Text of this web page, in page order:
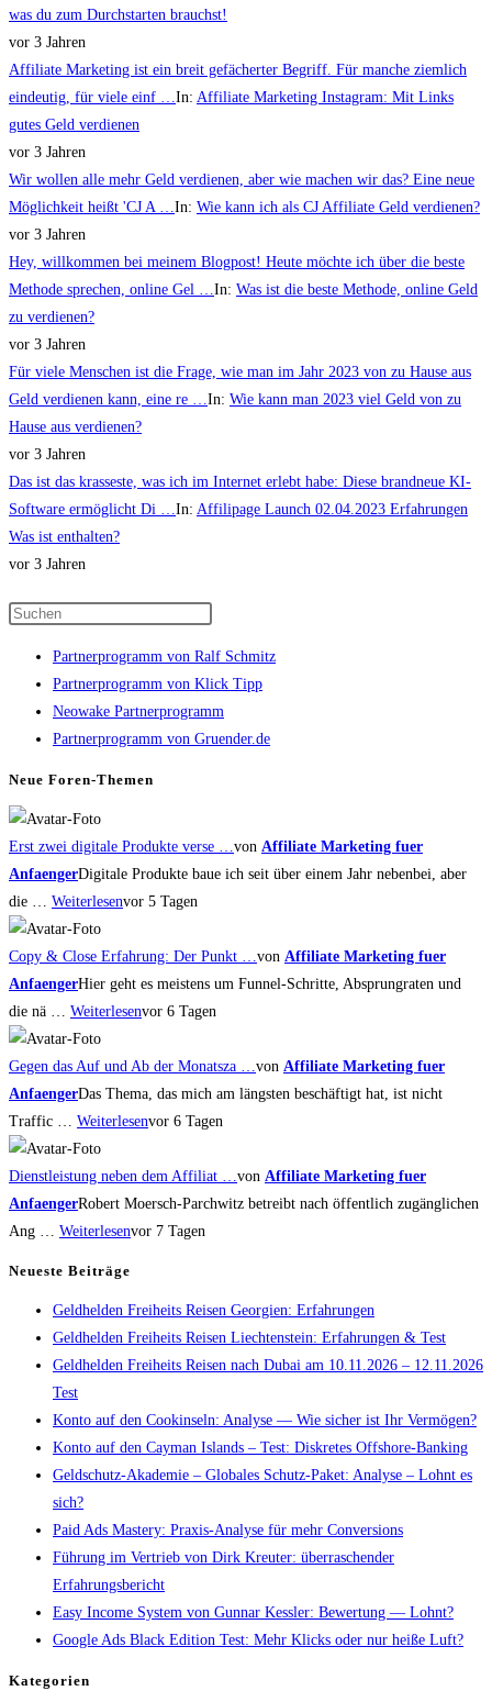
was du zum Durchstarten brauchst!
vor 3 Jahren
Affiliate Marketing ist ein breit gefächerter Begriff. Für manche ziemlich
eindeutig, für viele einf …In: Affiliate Marketing Instagram: Mit Links
gutes Geld verdienen
vor 3 Jahren
Wir wollen alle mehr Geld verdienen, aber wie machen wir das? Eine neue
Möglichkeit heißt 'CJ A …In: Wie kann ich als CJ Affiliate Geld verdienen?
vor 3 Jahren
Hey, willkommen bei meinem Blogpost! Heute möchte ich über die beste
Methode sprechen, online Gel …In: Was ist die beste Methode, online Geld
zu verdienen?
vor 3 Jahren
Für viele Menschen ist die Frage, wie man im Jahr 2023 von zu Hause aus
Geld verdienen kann, eine re …In: Wie kann man 2023 viel Geld von zu
Hause aus verdienen?
vor 3 Jahren
Das ist das krasseste, was ich im Internet erlebt habe: Diese brandneue KI-
Software ermöglicht Di …In: Affilipage Launch 02.04.2023 Erfahrungen
Was ist enthalten?
vor 3 Jahren
to
close
the
search
Partnerprogramm von Ralf Schmitz
Partnerprogramm von Klick Tipp
Neowake Partnerprogramm
Partnerprogramm von Gruender.de
Neue Foren-Themen
Erst zwei digitale Produkte verse … von Affiliate Marketing fuer
AnfaengerDigitale Produkte baue ich seit über einem Jahr nebenbei, aber
die … Weiterlesenvor 5 Tagen
Copy & Close Erfahrung: Der Punkt … von Affiliate Marketing fuer
AnfaengerHier geht es meistens um Funnel-Schritte, Absprungraten und
die nä … Weiterlesenvor 6 Tagen
Gegen das Auf und Ab der Monatsza … von Affiliate Marketing fuer
AnfaengerDas Thema, das mich am längsten beschäftigt hat, ist nicht
Traffic … Weiterlesenvor 6 Tagen
Dienstleistung neben dem Affiliat … von Affiliate Marketing fuer
AnfaengerRobert Moersch-Parchwitz betreibt nach öffentlich zugänglichen
Ang … Weiterlesenvor 7 Tagen
Neueste Beiträge
Geldhelden Freiheits Reisen Georgien: Erfahrungen
Geldhelden Freiheits Reisen Liechtenstein: Erfahrungen & Test
Geldhelden Freiheits Reisen nach Dubai am 10.11.2026 – 12.11.2026
Test
Konto auf den Cookinseln: Analyse — Wie sicher ist Ihr Vermögen?
Konto auf den Cayman Islands – Test: Diskretes Offshore-Banking
Geldschutz-Akademie – Globales Schutz-Paket: Analyse – Lohnt es
sich?
Paid Ads Mastery: Praxis-Analyse für mehr Conversions
Führung im Vertrieb von Dirk Kreuter: überraschender
Erfahrungsbericht
Easy Income System von Gunnar Kessler: Bewertung — Lohnt?
Google Ads Black Edition Test: Mehr Klicks oder nur heiße Luft?
Kategorien